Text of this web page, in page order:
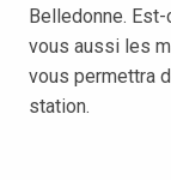
Belledonne.
vous aussi les
vous permettra
station.